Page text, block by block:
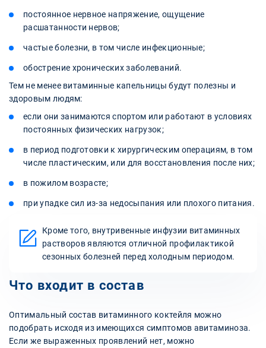
постоянное нервное напряжение, ощущение
расшатанности нервов;
частые болезни, в том числе инфекционные;
обострение хронических заболеваний.
Тем не менее витаминные капельницы будут полезны и
здоровым людям:
если они занимаются спортом или работают в условиях
постоянных физических нагрузок;
в период подготовки к хирургическим операциям, в том
числе пластическим, или для восстановления после них;
в пожилом возрасте;
при упадке сил из-за недосыпания или плохого питания.
Кроме того, внутривенные инфузии витаминных
растворов являются отличной профилактикой
сезонных болезней перед холодным периодом.
Что входит в состав
Оптимальный состав витаминного коктейля можно
подобрать исходя из имеющихся симптомов авитаминоза.
Если же выраженных проявлений нет, можно